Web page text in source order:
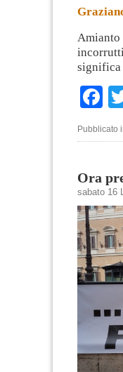
significa
Pubblicato
Ora
sabato 16